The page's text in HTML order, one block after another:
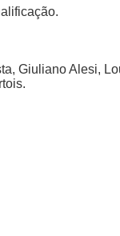
Giuliano Alesi,